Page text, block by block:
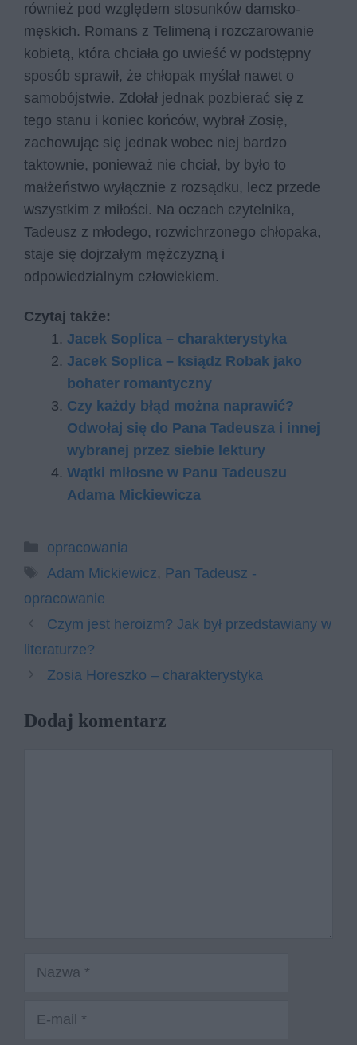
również pod względem stosunków damsko-
męskich. Romans z Telimeną i rozczarowanie
kobietą, która chciała go uwieść w podstępny
sposób sprawił, że chłopak myślał nawet o
samobójstwie. Zdołał jednak pozbierać się z
tego stanu i koniec końców, wybrał Zosię,
zachowując się jednak wobec niej bardzo
taktownie, ponieważ nie chciał, by było to
małżeństwo wyłącznie z rozsądku, lecz przede
wszystkim z miłości. Na oczach czytelnika,
Tadeusz z młodego, rozwichrzonego chłopaka,
staje się dojrzałym mężczyzną i
odpowiedzialnym człowiekiem.
Czytaj także:
Jacek Soplica – charakterystyka
Jacek Soplica – ksiądz Robak jako
bohater romantyczny
Czy każdy błąd można naprawić?
Odwołaj się do Pana Tadeusza i innej
wybranej przez siebie lektury
Wątki miłosne w Panu Tadeuszu
Adama Mickiewicza
Kategorie
opracowania
Tagi
Adam Mickiewicz, Pan Tadeusz -
opracowanie
Czym jest heroizm? Jak był przedstawiany w
literaturze?
Zosia Horeszko – charakterystyka
Dodaj komentarz